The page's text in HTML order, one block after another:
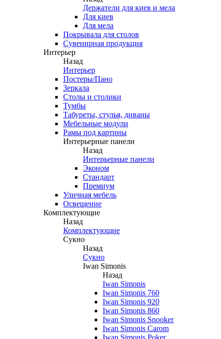
Держатели для киев и мела
Для киев
Для мела
Покрывала для столов
Сувенирная продукция
Интерьер
Назад
Интерьер
Постеры/Пано
Зеркала
Столы и столики
Тумбы
Табуреты, стулья, диваны
Мебельные модули
Рамы под картины
Интерьерные панели
Назад
Интерьерные панели
Эконом
Стандарт
Премиум
Уличная мебель
Освещение
Комплектующие
Назад
Комплектующие
Сукно
Назад
Сукно
Iwan Simonis
Назад
Iwan Simonis
Iwan Simonis 760
Iwan Simonis 920
Iwan Simonis 860
Iwan Simonis Snooker
Iwan Simonis Carom
Iwan Simonis Poker